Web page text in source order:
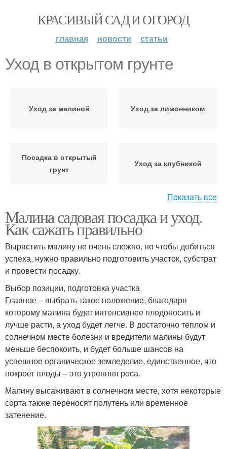
КРАСИВЫЙ САД И ОГОРОД
главная новости статьи
Уход в открытом грунте
Уход за малиной Уход за лимонником
Посадка в открытый
грунт
Уход за клубникой
грунте
грунт
Подходящий грунт
Гвоздики в открытый
грунт
Уход в саду
Посев в открытый
грунт
Выращивания в
открытом грунте
Требования к грунту
Показать все
Малина садовая посадка и уход.
Как сажать правильно
Вырастить малину не очень сложно, но чтобы добиться
успеха, нужно правильно подготовить участок, субстрат
и провести посадку.
Выбор позиции, подготовка участка
Главное – выбрать такое положение, благодаря
которому малина будет интенсивнее плодоносить и
лучше расти, а уход будет легче. В достаточно теплом и
солнечном месте болезни и вредители малины будут
меньше беспокоить, и будет больше шансов на
успешное органическое земледелие, единственное, что
покроет плоды – это утренняя роса.
Малину высаживают в солнечном месте, хотя некоторые
сорта также переносят полутень или временное
затенение.